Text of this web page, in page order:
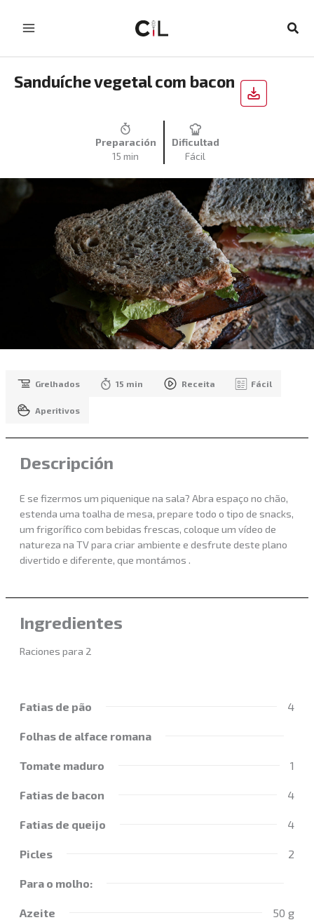
Sanduíche vegetal com bacon
Preparación
15 min
Dificultad
Fácil
Grelhados 15 min Receita Fácil
Aperitivos
Descripción
E se fizermos um piquenique na sala? Abra espaço no chão,
estenda uma toalha de mesa, prepare todo o tipo de snacks,
um frigorífico com bebidas frescas, coloque um vídeo de
natureza na TV para criar ambiente e desfrute deste plano
divertido e diferente, que montámos .
Ingredientes
Raciones para 2
Fatias de pão 4
Folhas de alface romana
Tomate maduro 1
Fatias de bacon 4
Fatias de queijo 4
Picles 2
Para o molho:
Azeite 50 g